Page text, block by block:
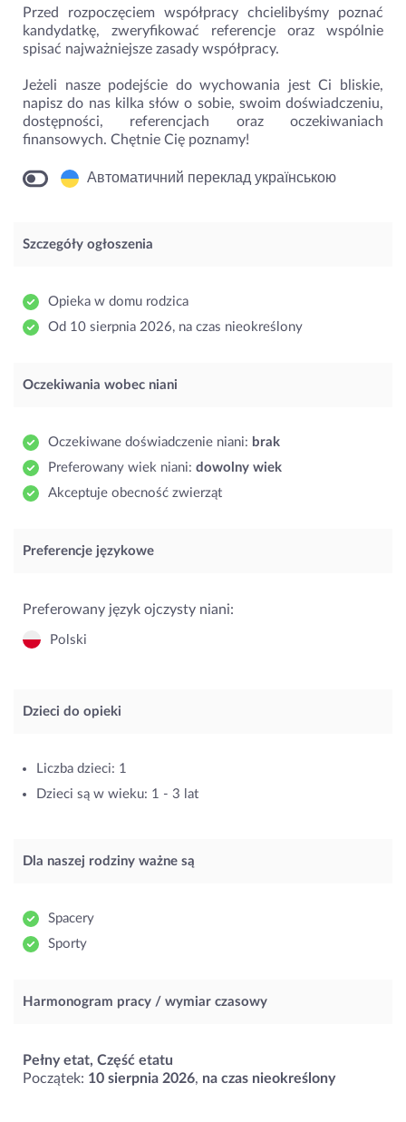
Przed rozpoczęciem współpracy chcielibyśmy poznać
kandydatkę, zweryfikować referencje oraz wspólnie
spisać najważniejsze zasady współpracy.
Jeżeli nasze podejście do wychowania jest Ci bliskie,
napisz do nas kilka słów o sobie, swoim doświadczeniu,
dostępności, referencjach oraz oczekiwaniach
finansowych. Chętnie Cię poznamy!
Автоматичний переклад українською
Szczegóły ogłoszenia
Opieka w domu rodzica
Od 10 sierpnia 2026, na czas nieokreślony
Oczekiwania wobec niani
Oczekiwane doświadczenie niani: brak
Preferowany wiek niani: dowolny wiek
Akceptuje obecność zwierząt
Preferencje językowe
Preferowany język ojczysty niani:
Polski
Dzieci do opieki
Liczba dzieci: 1
Dzieci są w wieku: 1 - 3 lat
Dla naszej rodziny ważne są
Spacery
Sporty
Harmonogram pracy / wymiar czasowy
Pełny etat, Część etatu
Początek: 10 sierpnia 2026, na czas nieokreślony